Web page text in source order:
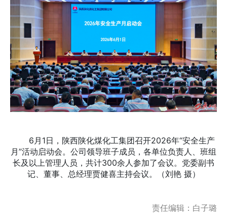
6月1日，陕西陕化煤化工集团召开2026年“安全生产
月”活动启动会。公司领导班子成员，各单位负责人、班组
长及以上管理人员，共计300余人参加了会议。党委副书
记、董事、总经理贾健喜主持会议。（刘艳 摄）
责任编辑：白子璐